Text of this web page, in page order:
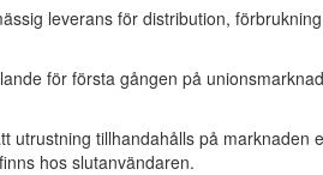
leverans för distribution, förbrukning
för första gången på
utrustning tillhandahålls på marknaden
hos slutanvändaren.